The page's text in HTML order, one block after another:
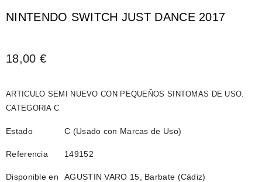
NINTENDO SWITCH JUST DANCE 2017
18,00 €
ARTICULO SEMI NUEVO CON PEQUEÑOS SINTOMAS DE USO.
CATEGORIA C
Estado C (Usado con Marcas de Uso)
Referencia 149152
Disponible en AGUSTIN VARO 15, Barbate (Cádiz)